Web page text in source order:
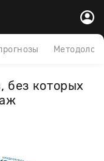
без которых